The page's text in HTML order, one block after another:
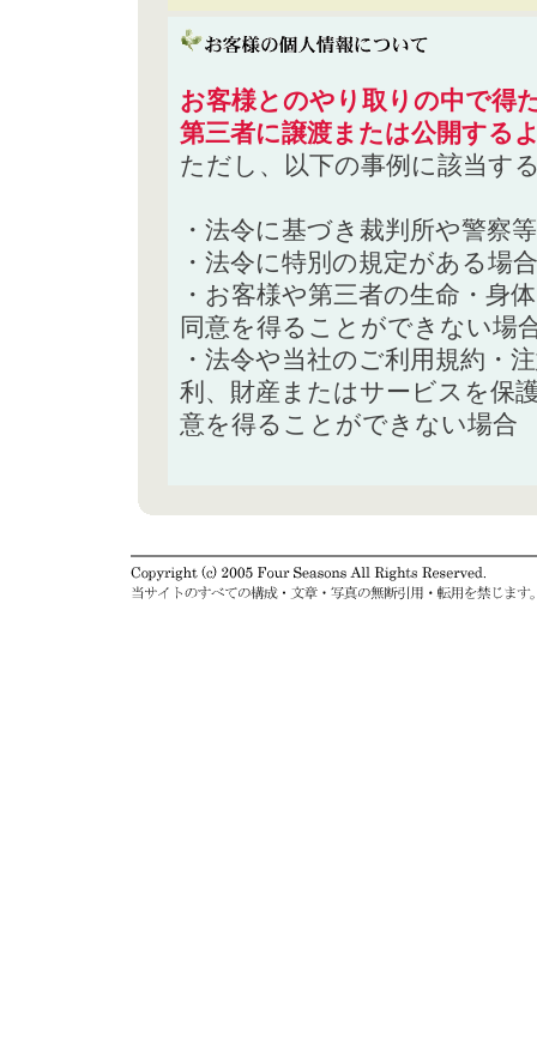
お客様とのやり取りの中で得
第三者に譲渡または公開する
ただし、以下の事例に該当す
・法令に基づき裁判所や警察
・法令に特別の規定がある場合
・お客様や第三者の生命・身
同意を得ることができない場
・法令や当社のご利用規約・
利、財産またはサービスを保
意を得ることができない場合